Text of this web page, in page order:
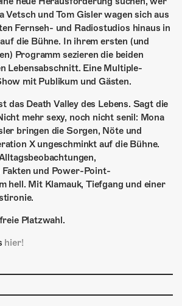
Vetsch und Tom Gisler wagen sich aus
Fernseh- und Radiostudios hinaus in
die Bühne. In ihrem ersten (und
Programm sezieren die beiden
Lebensabschnitt. Eine Multiple-
mit Publikum und Gästen.
das Death Valley des Lebens. Sagt die
mehr sexy, noch nicht senil: Mona
bringen die Sorgen, Nöte und
X ungeschminkt auf die Bühne.
und Power-Point-
hell. Mit Klamauk, Tiefgang und einer
Platzwahl.
hier!